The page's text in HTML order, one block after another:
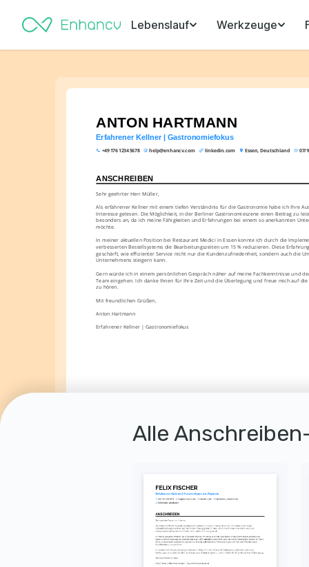
Lebenslauf Werkzeuge
ANTON HARTMANN
Erfahrener Kellner | Gastronomiefokus
+49 176 1234 5678 help@enhancv.com linkedin.com Essen, Deutschland 07/
ANSCHREIBEN
Sehr geehrter Herr Müller,
Als erfahrener Kellner mit einem tiefen Verständnis für die Gastronomie habe ich Ihre
Interesse gelesen. Die Möglichkeit, in der Berliner Gastronomieszene einen Beitrag zu
besonders an, da ich meine Fähigkeiten und Erfahrungen bei einem so anerkannten
möchte.
In meiner aktuellen Position bei Restaurant Medici in Essen konnte ich durch die
verbesserten Bestellsystems die Bearbeitungszeiten um 15 % reduzieren. Diese
geschärft, wie effizienter Service nicht nur die Kundenzufriedenheit, sondern auch die
Unternehmens steigern kann.
Gern würde ich in einem persönlichen Gespräch näher auf meine Fachkenntnisse und
Team eingehen. Ich danke Ihnen für Ihre Zeit und die Überlegung und freue mich auf
zu hören.
Mit freundlichen Grüßen,
Anton Hartmann
Erfahrener Kellner | Gastronomiefokus
Alle